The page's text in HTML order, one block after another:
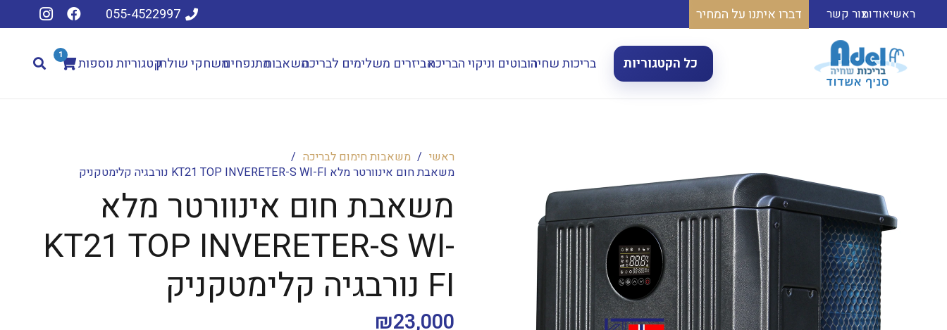
ראשיאודותצור קשר דברו איתנו על המחיר 055-4522997
כל הקטגוריות בריכות שחיהרובוטים וניקוי הבריכהאביזרים משלימים לבריכהמשאבותמתנפחיםמשחקי שולחןקטגוריות נוספות 1
ראשי / משאבות חימום לבריכה /
משאבת חום אינוורטר מלא KT21 TOP INVERETER-S WI-FI נורבגיה קלימטקניק
משאבת חום אינוורטר מלא
KT21 TOP INVERETER-S WI-
FI נורבגיה קלימטקניק
₪23,000